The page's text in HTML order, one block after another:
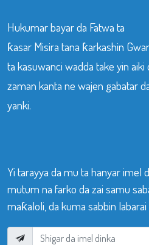
Hukumar bayar da Fatwa ta
ƙasar Misira tana ƙarkashin
ta kasuwanci wadda take yin
zaman kanta ne wajen gabatar
yanki.
Yi tarayya da mu ta hanyar imel
mutum na farko da zai samu
maƙaloli, da kuma sabbin